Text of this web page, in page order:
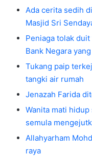
Ada cerita sedih
Masjid Sri
Peniaga tolak
Bank Negara
Tukang paip
tangki air rumah
Jenazah Farida
Wanita mati
semula
Allahyarham
raya